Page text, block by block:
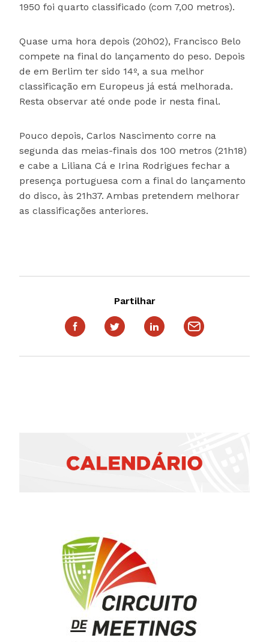
1950 foi quarto classificado (com 7,00 metros).
Quase uma hora depois (20h02), Francisco Belo
compete na final do lançamento do peso. Depois
de em Berlim ter sido 14º, a sua melhor
classificação em Europeus já está melhorada.
Resta observar até onde pode ir nesta final.
Pouco depois, Carlos Nascimento corre na
segunda das meias-finais dos 100 metros (21h18)
e cabe a Liliana Cá e Irina Rodrigues fechar a
presença portuguesa com a final do lançamento
do disco, às 21h37. Ambas pretendem melhorar
as classificações anteriores.
Partilhar